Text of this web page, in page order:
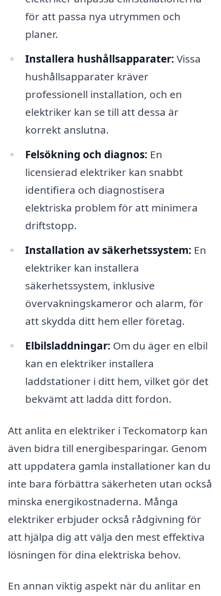
för att passa nya utrymmen och
planer.
Installera hushållsapparater: Vissa
hushållsapparater kräver
professionell installation, och en
elektriker kan se till att dessa är
korrekt anslutna.
Felsökning och diagnos: En
licensierad elektriker kan snabbt
identifiera och diagnostisera
elektriska problem för att minimera
driftstopp.
Installation av säkerhetssystem: En
elektriker kan installera
säkerhetssystem, inklusive
övervakningskameror och alarm, för
att skydda ditt hem eller företag.
Elbilsladdningar: Om du äger en elbil
kan en elektriker installera
laddstationer i ditt hem, vilket gör det
bekvämt att ladda ditt fordon.
Att anlita en elektriker i Teckomatorp kan
även bidra till energibesparingar. Genom
att uppdatera gamla installationer kan du
inte bara förbättra säkerheten utan också
minska energikostnaderna. Många
elektriker erbjuder också rådgivning för
att hjälpa dig att välja den mest effektiva
lösningen för dina elektriska behov.
En annan viktig aspekt när du anlitar en